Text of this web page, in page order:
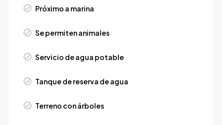
Próximo a marina
Se permiten animales
Servicio de agua potable
Tanque de reserva de agua
Terreno con árboles